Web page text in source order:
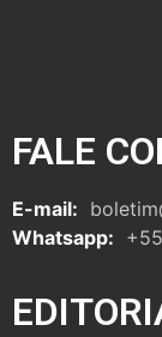
FALE
E-mail:
Whatsapp: